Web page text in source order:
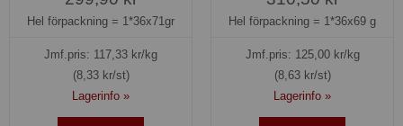
Hel förpackning = 1*36x71gr
Jmf.pris: 117,33 kr/kg
(8,33 kr/st)
Lagerinfo »
Hel förpackning = 1*36x69 g
Jmf.pris: 125,00kr/kg
(8,63 kr/st)
Lagerinfo »